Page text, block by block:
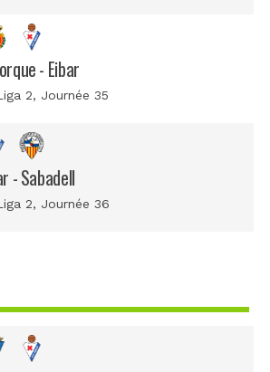
- Eibar
2, Journée 35
- Sabadell
2, Journée 36